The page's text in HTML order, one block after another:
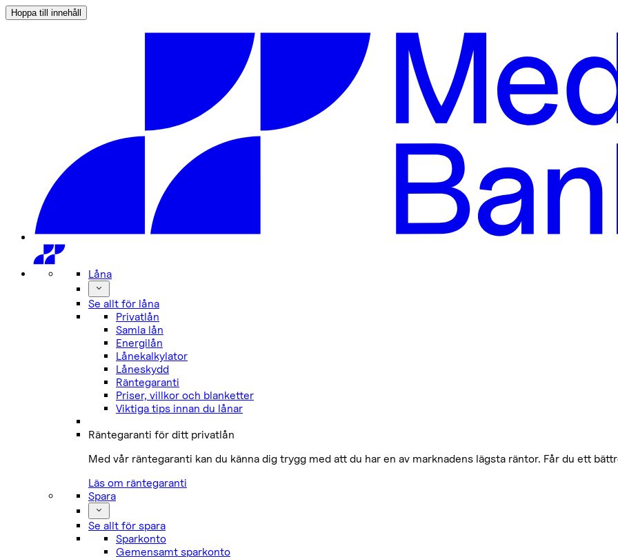
Hoppa till innehåll
Låna
Se allt för låna
Privatlån
Samla lån
Energilån
Lånekalkylator
Låneskydd
Räntegaranti
Priser, villkor och blanketter
Viktiga tips innan du lånar
Räntegaranti för ditt privatlån
Med vår räntegaranti kan du känna dig trygg med att du har en av marknadens lägsta räntor. Får du ett
Läs om räntegaranti
Spara
Se allt för spara
Sparkonto
Gemensamt sparkonto